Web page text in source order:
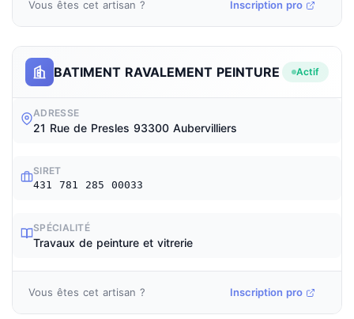
Vous êtes cet artisan ? Inscription pro
BATIMENT RAVALEMENT PEINTURE Actif
ADRESSE
21 Rue de Presles 93300 Aubervilliers
SIRET
431 781 285 00033
SPÉCIALITÉ
Travaux de peinture et vitrerie
Vous êtes cet artisan ? Inscription pro